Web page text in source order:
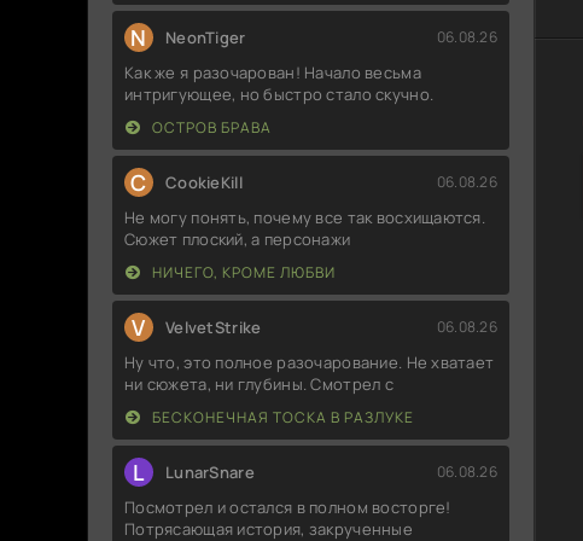
N NeonTiger 06.08.26
Как же я разочарован! Начало весьма
интригующее, но быстро стало скучно.
ОСТРОВ БРАВА
C CookieKill 06.08.26
Не могу понять, почему все так восхищаются.
Сюжет плоский, а персонажи
НИЧЕГО, КРОМЕ ЛЮБВИ
V VelvetStrike 06.08.26
Ну что, это полное разочарование. Не хватает
ни сюжета, ни глубины. Смотрел с
БЕСКОНЕЧНАЯ ТОСКА В РАЗЛУКЕ
L LunarSnare 06.08.26
Посмотрел и остался в полном восторге!
Потрясающая история, закрученные